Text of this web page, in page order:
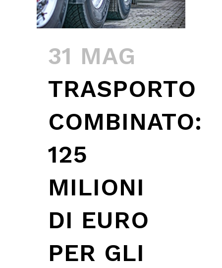
31 MAG
TRASPORTO
COMBINATO:
125
MILIONI
DI EURO
PER GLI